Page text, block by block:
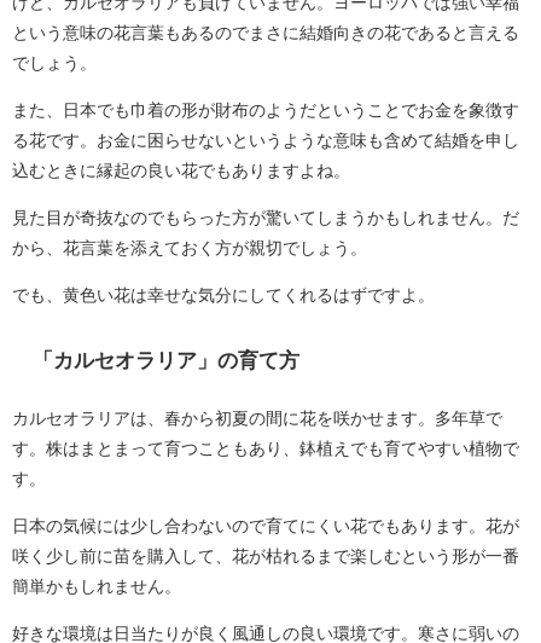
という意味の花言葉もあるのでまさに結婚向きの花であると言える
でしょう。
また、日本でも巾着の形が財布のようだということでお金を象徴す
る花です。お金に困らせないというような意味も含めて結婚を申し
込むときに縁起の良い花でもありますよね。
見た目が奇抜なのでもらった方が驚いてしまうかもしれません。だ
から、花言葉を添えておく方が親切でしょう。
でも、黄色い花は幸せな気分にしてくれるはずですよ。
「カルセオラリア」の育て方
カルセオラリアは、春から初夏の間に花を咲かせます。多年草で
す。株はまとまって育つこともあり、鉢植えでも育てやすい植物で
す。
日本の気候には少し合わないので育てにくい花でもあります。花が
咲く少し前に苗を購入して、花が枯れるまで楽しむという形が一番
簡単かもしれません。
好きな環境は日当たりが良く風通しの良い環境です。寒さに弱いの